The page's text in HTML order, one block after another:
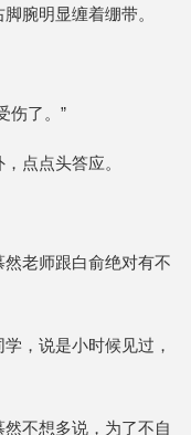
腕明显缠着绷带。
伤了。”
点点头答应。
老师跟白俞绝对有不
，说是小时候见过，
不想多说，为了不自